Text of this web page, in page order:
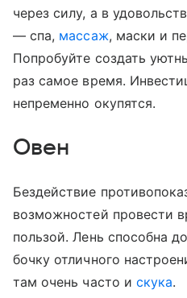
через силу, а в
— спа, массаж, маски и
Попробуйте создать
раз самое время.
непременно окупятся.
Овен
Бездействие
возможностей провести
пользой. Лень способна
бочку отличного
там очень часто и скука.